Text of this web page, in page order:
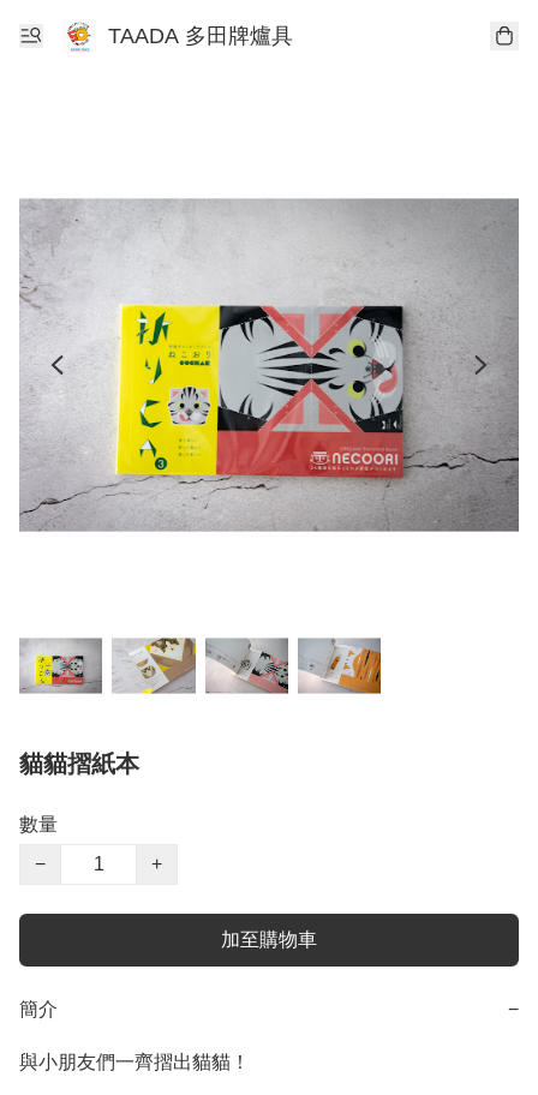
TAADA 多田牌爐具
貓貓摺紙本
數量
−
+
加至購物車
簡介 −
與小朋友們一齊摺出貓貓！